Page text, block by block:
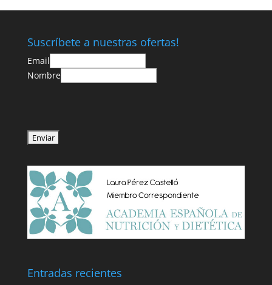
Suscríbete a nuestras ofertas!
Email
Nombre
Entradas recientes